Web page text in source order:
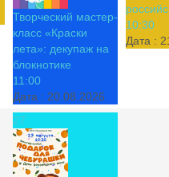
Творческий мастер-
класс «Краски
лета»: декупаж на
блокнотике
11:00
Дата : 20.08.2026
10:30
Дата :
27